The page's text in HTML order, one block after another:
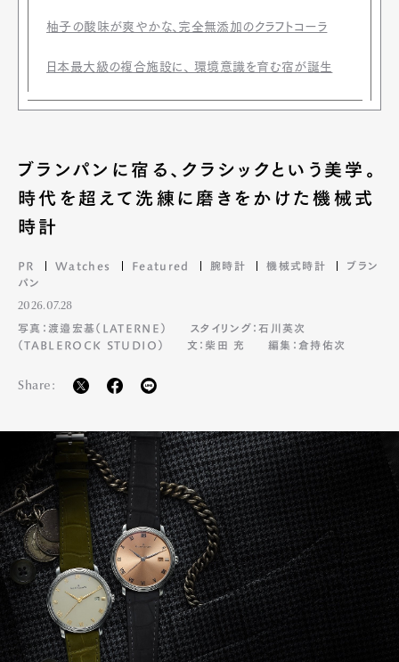
柚子の酸味が爽やかな、完全無添加のクラフトコーラ
日本最大級の複合施設に、 環境意識を育む宿が誕生
ブランパンに宿る、クラシックという美学。
時代を超えて洗練に磨きをかけた機械式
時計
PR Watches Featured 腕時計 機械式時計
ブラン
パン
2026.07.28
写真：渡邉宏基（LATERNE）
スタイリング：石川英次
（TABLEROCK STUDIO）
文：柴田 充 編集：倉持佑次
Share: